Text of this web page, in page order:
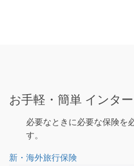
お手軽・簡単 インタ
必要なときに必要な保険を
す。
新・海外旅行保険